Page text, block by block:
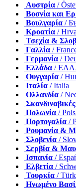
Αυστρία /
Βοσνία και
Βουλγαρία /
Κροατία /
Τσεχία &
Γαλλία /
Γερμανία /
Ελλάδα /
Ουγγαρία /
Ιταλία / Italia
Ολλανδία /
Πολωνία /
Πορτογαλία /
Ρουμανία &
Σλοβενία /
Σερβία &
Ισπανία /
Ελβετία /
Τουρκία /
Ηνωμένο